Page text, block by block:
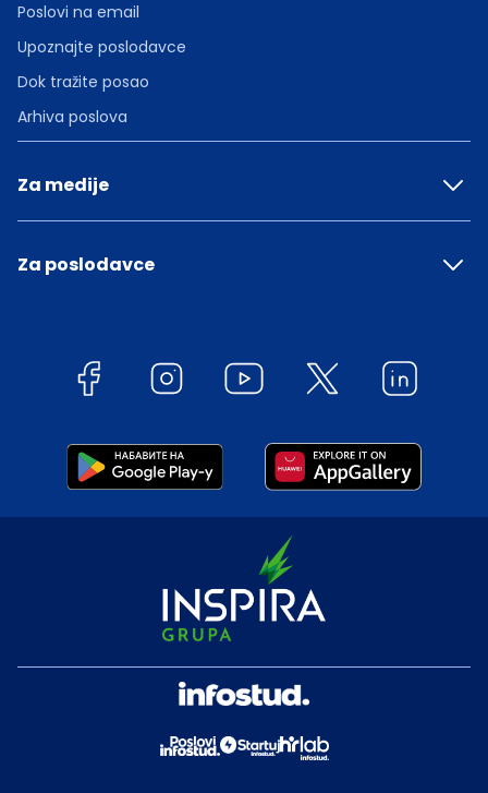
Poslovi na email
Upoznajte poslodavce
Dok tražite posao
Arhiva poslova
Za medije
Za poslodavce